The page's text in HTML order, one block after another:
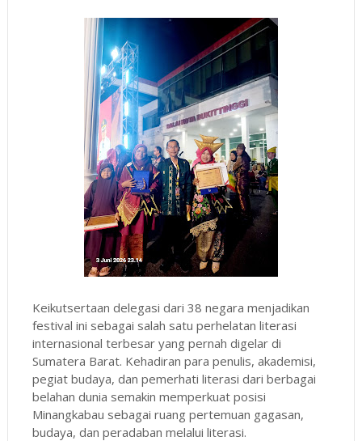
Keikutsertaan delegasi dari 38 negara menjadikan
festival ini sebagai salah satu perhelatan literasi
internasional terbesar yang pernah digelar di
Sumatera Barat. Kehadiran para penulis, akademisi,
pegiat budaya, dan pemerhati literasi dari berbagai
belahan dunia semakin memperkuat posisi
Minangkabau sebagai ruang pertemuan gagasan,
budaya, dan peradaban melalui literasi.